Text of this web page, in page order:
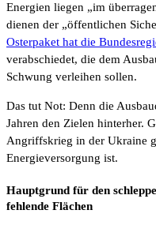
Energien liegen „im
dienen der „öffentlichen
Osterpaket hat die
verabschiedet, die dem
Schwung verleihen sollen.
Das tut Not: Denn die
Jahren den Zielen hinterher.
Angriffskrieg in der Ukraine
Energieversorgung ist.
Hauptgrund für den
fehlende Flächen